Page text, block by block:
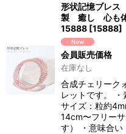
形状記憶ブレ
製 癒し 心も
15888 [15888]
会員販売価格
在庫なし
合成チェリーク
レットです。 ・
サイズ：粒約
14cm〜フリー
す） ・意味合